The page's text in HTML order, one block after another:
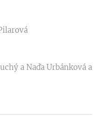
a Naďa Urbánková a